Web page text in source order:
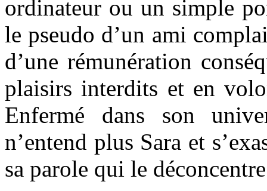
ordinateur ou un simple
le pseudo d’un ami
d’une rémunération
plaisirs interdits et en
Enfermé dans son
n’entend plus Sara et
sa parole qui le